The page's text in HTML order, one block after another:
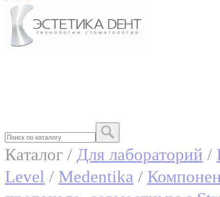
Каталог / Для лабораторий /
Level / Medentika /